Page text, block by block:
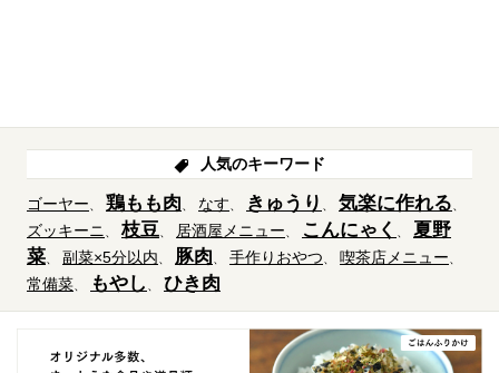
人気のキーワード
ゴーヤー 鶏もも肉 なす きゅうり 気楽に作れる
ズッキーニ 枝豆 居酒屋メニュー こんにゃく
夏野
菜
副菜×5分以内 豚肉 手作りおやつ
喫茶店メニュー
常備菜
もやし ひき肉